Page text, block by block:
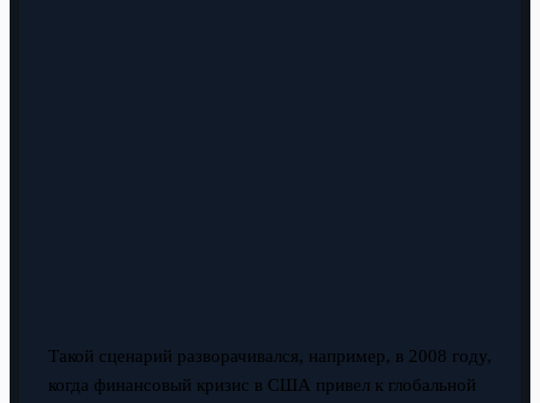
Такой сценарий разворачивался, например, в 2008 году,
когда финансовый кризис в США привел к глобальной